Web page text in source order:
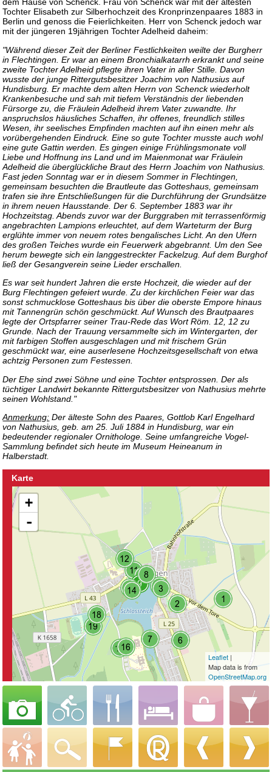
dem Hause von Schenck. Frau von Schenck war mit der ältesten
Tochter Elisabeth zur Silberhochzeit des Kronprinzenpaares 1883 in
Berlin und genoss die Feierlichkeiten. Herr von Schenck jedoch war
mit der jüngeren 19jährigen Tochter Adelheid daheim:
"Während dieser Zeit der Berliner Festlichkeiten weilte der Burgherr
in Flechtingen. Er war an einem Bronchialkatarrh erkrankt und seine
zweite Tochter Adelheid pflegte ihren Vater in aller Stille. Davon
wusste der junge Rittergutsbesitzer Joachim von Nathusius auf
Hundisburg. Er machte dem alten Herrn von Schenck wiederholt
Krankenbesuche und sah mit tiefem Verständnis der liebenden
Fürsorge zu, die Fräulein Adelheid ihrem Vater zuwandte. Ihr
anspruchslos häusliches Schaffen, ihr offenes, freundlich stilles
Wesen, ihr seelisches Empfinden machten auf ihn einen mehr als
vorübergehenden Eindruck. Eine so gute Tochter musste auch wohl
eine gute Gattin werden. Es gingen einige Frühlingsmonate voll
Liebe und Hoffnung ins Land und im Maienmonat war Fräulein
Adelheid die überglückliche Braut des Herrn Joachim von Nathusius.
Fast jeden Sonntag war er in diesem Sommer in Flechtingen,
gemeinsam besuchten die Brautleute das Gotteshaus, gemeinsam
trafen sie ihre Entschließungen für die Durchführung der Grundsätze
in ihrem neuen Hausstande. Der 6. September 1883 war ihr
Hochzeitstag. Abends zuvor war der Burggraben mit terrassenförmig
angebrachten Lampions erleuchtet, auf dem Warteturm der Burg
erglühte immer von neuem rotes bengalisches Licht. An den Ufern
des großen Teiches wurde ein Feuerwerk abgebrannt. Um den See
herum bewegte sich ein langgestreckter Fackelzug. Auf dem Burghof
ließ der Gesangverein seine Lieder erschallen.
Es war seit hundert Jahren die erste Hochzeit, die wieder auf der
Burg Flechtingen gefeiert wurde. Zu der kirchlichen Feier war das
sonst schmucklose Gotteshaus bis über die oberste Empore hinaus
mit Tannengrün schön geschmückt. Auf Wunsch des Brautpaares
legte der Ortspfarrer seiner Trau-Rede das Wort Röm. 12, 12 zu
Grunde. Nach der Trauung versammelte sich im Wintergarten, der
mit farbigen Stoffen ausgeschlagen und mit frischem Grün
geschmückt war, eine auserlesene Hochzeitsgesellschaft von etwa
achtzig Personen zum Festessen.
Der Ehe sind zwei Söhne und eine Tochter entsprossen. Der als
tüchtiger Landwirt bekannte Rittergutsbesitzer von Nathusius mehrte
seinen Wohlstand."
Anmerkung: Der älteste Sohn des Paares, Gottlob Karl Engelhard
von Nathusius, geb. am 25. Juli 1884 in Hundisburg, war ein
bedeutender regionaler Ornithologe. Seine umfangreiche Vogel-
Sammlung befindet sich heute im Museum Heineanum in
Halberstadt.
Karte
+
-
Leaflet|
Map data is from
OpenStreetMap.org